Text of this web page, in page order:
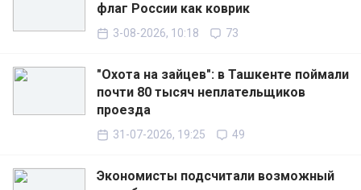
флаг России как коврик
3-08-2026, 10:18 73
"Охота на зайцев": в Ташкенте поймали
почти 80 тысяч неплательщиков
проезда
31-07-2026, 19:25 49
Экономисты подсчитали возможный